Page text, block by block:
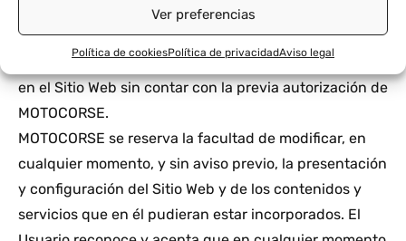
Ver preferencias
Política de cookiesPolítica de privacidadAviso legal
necesario para el correcto uso del Sitio Web. En
especial, esta prohibido utilizar o revender con fines
comerciales cualquier material o contenido presente
en el Sitio Web sin contar con la previa autorización de
MOTOCORSE.
MOTOCORSE se reserva la facultad de modificar, en
cualquier momento, y sin aviso previo, la presentación
y configuración del Sitio Web y de los contenidos y
servicios que en él pudieran estar incorporados. El